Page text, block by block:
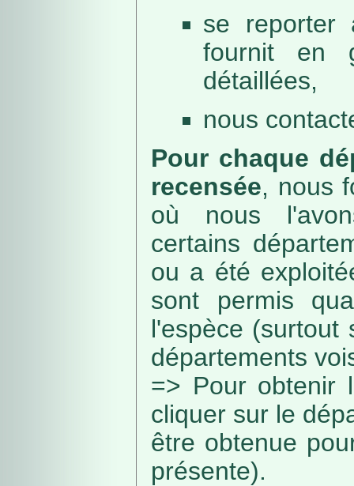
se reporter
fournit en
détaillées,
nous
Pour chaque
recensée, nous
où nous
certains
ou a été
sont permis
l'espèce (surtout
départements
=> Pour obtenir
cliquer sur le
être obtenue
présente).